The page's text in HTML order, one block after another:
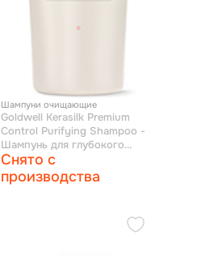
Шампуни очищающие
Goldwell Kerasilk Premium
Control Purifying Shampoo -
Шампунь для глубокого
очищения волос 1000 мл
Снято с
производства